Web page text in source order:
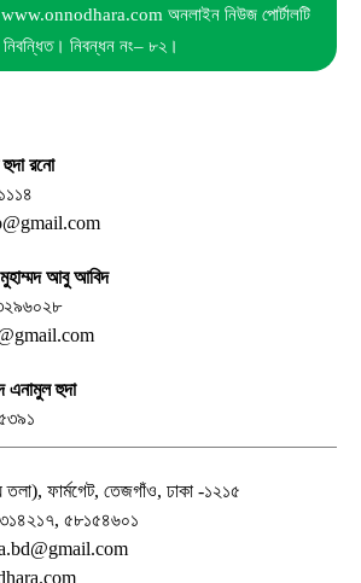
অনলাইন নিউজ পোর্টালটি
নিবন্ধিত। নিবন্ধন নং– ৮২।
রনো
আবু আবিদ
এনামুল হুদা
তলা), ফার্মগেট, তেজগাঁও, ঢাকা -১২১৫
৫৮১৫৪৬০১